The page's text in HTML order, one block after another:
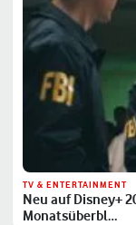
TV & ENTERTAINMENT
Neu auf Disney+
Monatsüberbl…